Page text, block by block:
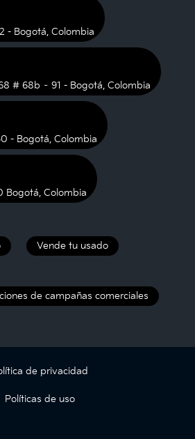
- Bogotá, Colombia
# 68b – 91 - Bogotá, Colombia
- Bogotá, Colombia
Bogotá, Colombia
Vende tu usado
de campañas comerciales
de privacidad
Políticas de uso